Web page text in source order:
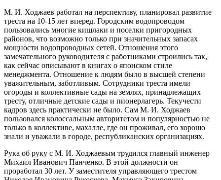
М. И. Ходжаев работал на перспективу, планировал развитие
треста на 10-15 лет вперед. Городским водо­проводом
пользовались многие кишлаки и поселки при­городных
районов, что возможно только при значитель­ных запасах
мощности водопроводных сетей. Отноше­ния этого
замечательного руководителя с работниками строились так,
как сейчас описывают в книгах о японс­ком стиле
менеджмента. Отношение к людям было в высшей степени
уважи­тельным, заботливым. Сотрудники треста име­ли
огороды и коллектив­ные сады на землях, принадлежащих
тресту, отличные детские сады и пионерлагерь. Текучес­ти
кадров здесь практи­чески не было. Сам М. И. Ходжаев
пользо­вался колоссальным ав­торитетом и популяр­ностью не
только в кол­лективе, махалле, где он проживал, его хорошо
знали и уважали в го­роде, республиканских организациях.
Рука об руку с М. И. Ходжаевым трудился главный инженер
Михаил Иванович Панченко. В этой должнос­ти он
проработал 30 лет. У заместителя управляющего трестом